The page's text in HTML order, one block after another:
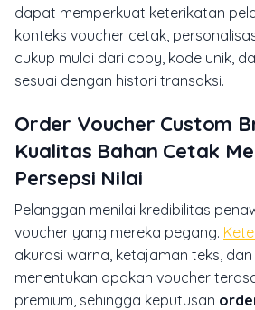
dapat memperkuat keterikatan
konteks voucher cetak,
cukup mulai dari copy, kode unik,
sesuai dengan histori transaksi.
Order Voucher Custom
Kualitas Bahan Cetak
Persepsi Nilai
Pelanggan menilai kredibilitas
voucher yang mereka pegang.
akurasi warna, ketajaman teks,
menentukan apakah voucher
premium, sehingga keputusan